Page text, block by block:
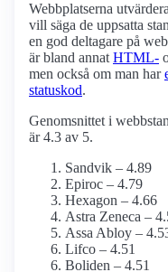
Webbplatserna
vill säga de uppsatta
en god deltagare på
är bland annat HTML-
men också om man har
statuskod.
Genomsnittet i
är 4.3 av 5.
Sandvik – 4.89
Epiroc – 4.79
Hexagon – 4.66
Astra Zeneca –
Assa Abloy –
Lifco – 4.51
Boliden – 4.51